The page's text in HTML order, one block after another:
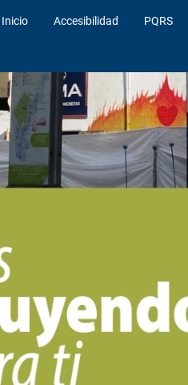
Inicio Accesibilidad PQRS